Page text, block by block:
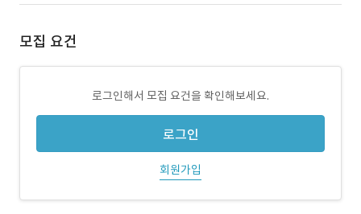
모집 요건
로그인해서 모집 요건을 확인해보세요.
로그인
회원가입